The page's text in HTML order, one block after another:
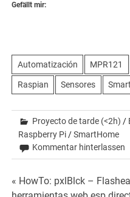
Gefällt mir:
Automatización MPR121
Raspian Sensores
Proyecto de tarde (<2h) /
Raspberry Pi /SmartHome
Kommentar hinterlassen
Beitrags-
« HowTo: pxlBlck –